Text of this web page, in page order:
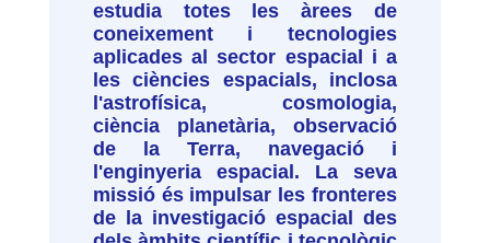
estudia totes les àrees de
coneixement i tecnologies
aplicades al sector espacial i a
les ciències espacials, inclosa
l'astrofísica, cosmologia,
ciència planetària, observació
de la Terra, navegació i
l'enginyeria espacial. La seva
missió és impulsar les fronteres
de la investigació espacial des